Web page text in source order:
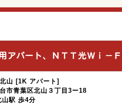
アパート、ＮＴＴ光Ｗｉ－Ｆ
山 [1K アパート]
市青葉区北山３丁目3ー18
山駅 歩4分